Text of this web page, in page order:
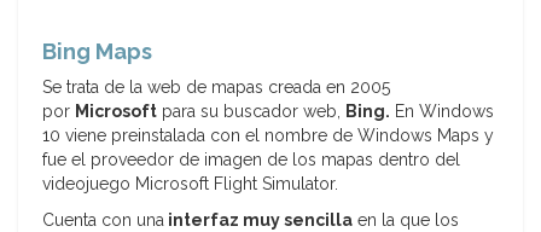
Bing Maps
Se trata de la web de mapas creada en 2005
por Microsoft para su buscador web, Bing. En Windows
10 viene preinstalada con el nombre de Windows Maps y
fue el proveedor de imagen de los mapas dentro del
videojuego Microsoft Flight Simulator.
Cuenta con una interfaz muy sencilla en la que los